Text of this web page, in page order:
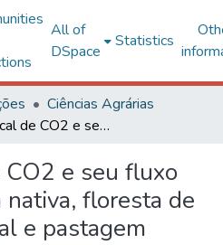
All of
DSpace
Statistics
Ciências Agrárias
Perfil vertical de CO2 e seu fluxo do solo em mata nativa, floresta de araucária, seringal e pastagem
e seu fluxo
floresta de
e pastagem